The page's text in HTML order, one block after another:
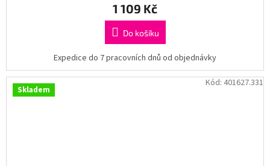
1 109 Kč
Do košíku
Expedice do 7 pracovních dnů od objednávky
Skladem
Kód: 401627.331